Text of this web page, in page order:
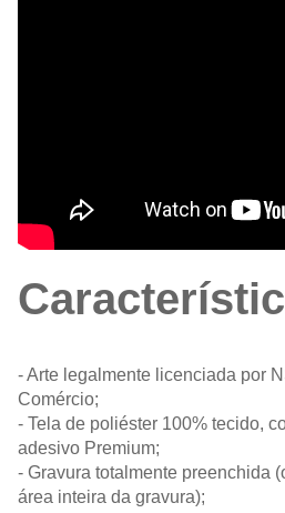
- Arte legalmente licenciada por
Comércio;
- Tela de poliéster 100% tecido,
adesivo Premium;
- Gravura totalmente preenchida
área inteira da gravura);